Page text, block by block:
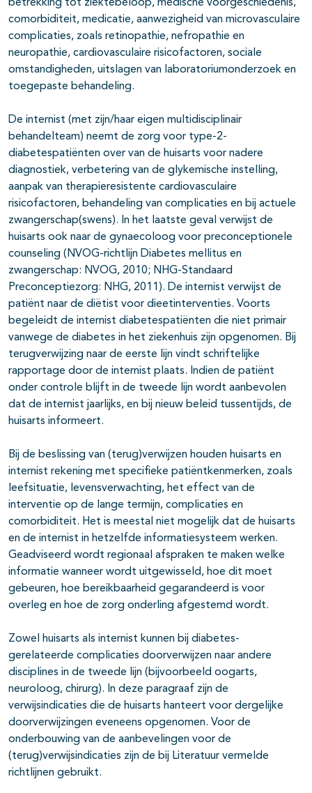
betrekking tot ziektebeloop, medische voorgeschiedenis,
comorbiditeit, medicatie, aanwezigheid van microvasculaire
complicaties, zoals retinopathie, nefropathie en
neuropathie, cardiovasculaire risicofactoren, sociale
omstandigheden, uitslagen van laboratoriumonderzoek en
toegepaste behandeling.
De internist (met zijn/haar eigen multidisciplinair
behandelteam) neemt de zorg voor type-2-
diabetespatiënten over van de huisarts voor nadere
diagnostiek, verbetering van de glykemische instelling,
aanpak van therapieresistente cardiovasculaire
risicofactoren, behandeling van complicaties en bij actuele
zwangerschap(swens). In het laatste geval verwijst de
huisarts ook naar de gynaecoloog voor preconceptionele
counseling (NVOG-richtlijn Diabetes mellitus en
zwangerschap: NVOG, 2010; NHG-Standaard
Preconceptiezorg: NHG, 2011). De internist verwijst de
patiënt naar de diëtist voor dieetinterventies. Voorts
begeleidt de internist diabetespatiënten die niet primair
vanwege de diabetes in het ziekenhuis zijn opgenomen. Bij
terugverwijzing naar de eerste lijn vindt schriftelijke
rapportage door de internist plaats. Indien de patiënt
onder controle blijft in de tweede lijn wordt aanbevolen
dat de internist jaarlijks, en bij nieuw beleid tussentijds, de
huisarts informeert.
Bij de beslissing van (terug)verwijzen houden huisarts en
internist rekening met specifieke patiëntkenmerken, zoals
leefsituatie, levensverwachting, het effect van de
interventie op de lange termijn, complicaties en
comorbiditeit. Het is meestal niet mogelijk dat de huisarts
en de internist in hetzelfde informatiesysteem werken.
Geadviseerd wordt regionaal afspraken te maken welke
informatie wanneer wordt uitgewisseld, hoe dit moet
gebeuren, hoe bereikbaarheid gegarandeerd is voor
overleg en hoe de zorg onderling afgestemd wordt.
Zowel huisarts als internist kunnen bij diabetes-
gerelateerde complicaties doorverwijzen naar andere
disciplines in de tweede lijn (bijvoorbeeld oogarts,
neuroloog, chirurg). In deze paragraaf zijn de
verwijsindicaties die de huisarts hanteert voor dergelijke
doorverwijzingen eveneens opgenomen. Voor de
onderbouwing van de aanbevelingen voor de
(terug)verwijsindicaties zijn de bij Literatuur vermelde
richtlijnen gebruikt.